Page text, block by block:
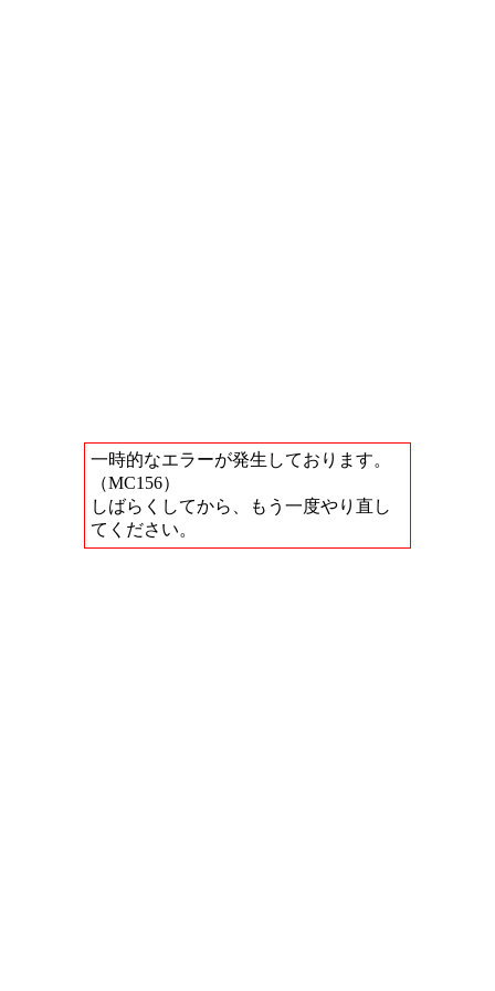
一時的なエラーが発生しております。
（MC156）
しばらくしてから、もう一度やり直し
てください。